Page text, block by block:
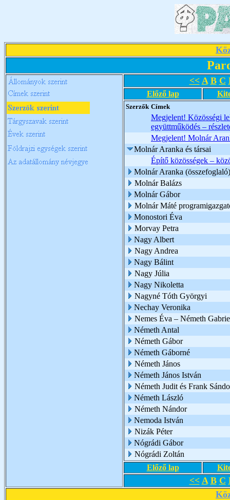
<< A B C
Előző lap
Szerzők Címek
Megjelent! Közösségi
együttműködés –
Megjelent! Molnár
Molnár Aranka és társai
Építő közösségek –
Molnár Aranka (összefoglaló)
Molnár Balázs
Molnár Gábor
Molnár Máté
Monostori Éva
Morvay Petra
Nagy Albert
Nagy Andrea
Nagy Bálint
Nagy Júlia
Nagy Nikoletta
Nagyné Tóth Györgyi
Nechay Veronika
Nemes Éva – Németh
Németh Antal
Németh Gábor
Németh Gáborné
Németh János
Németh János István
Németh Judit és Frank
Németh László
Németh Nándor
Nemoda István
Nizák Péter
Nógrádi Gábor
Nógrádi Zoltán
Előző lap
<< A B C